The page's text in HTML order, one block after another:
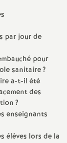
d
e
s
E
par jour de
pour
sanitaire?
a-t-il été
des
?
enseignants
élèves lors de la